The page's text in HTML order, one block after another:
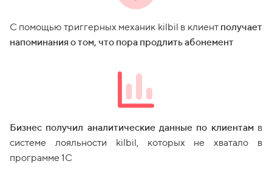
С помощью триггерных механик kilbil в клиентполучает
напоминания о том, что пора продлить абонемент
Бизнес получил аналитические данные по клиентамв
системе лояльности kilbil, которых не хватало в
программе 1С